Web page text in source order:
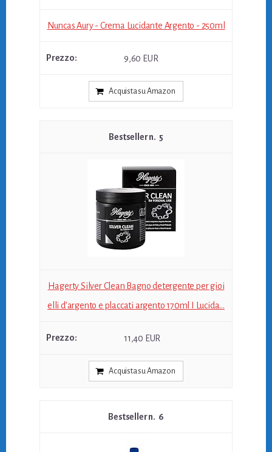
Nuncas Aury - Crema Lucidante Argento - 250ml
9,60 EUR
Acquista su Amazon
5
Hagerty Silver Clean Bagno detergente per gioi
elli d’argento e placcati argento 170ml I Lucida...
11,40 EUR
Acquista su Amazon
6